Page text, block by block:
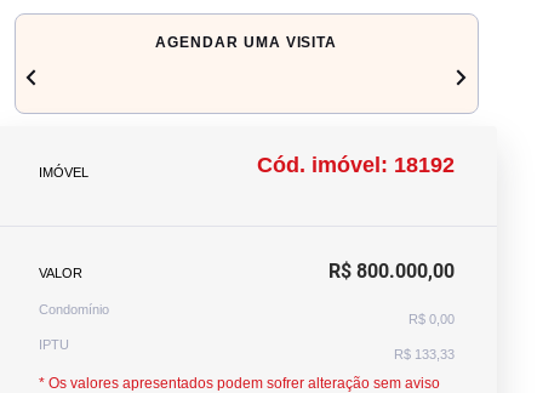
AGENDAR UMA VISITA
chevron_left navigate_next
IMÓVEL Cód. imóvel: 18192
VALOR R$ 800.000,00
Condomínio
R$ 0,00
IPTU
R$ 133,33
* Os valores apresentados podem sofrer alteração sem aviso